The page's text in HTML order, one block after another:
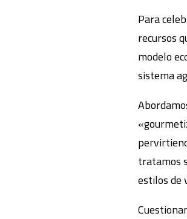
Para
recursos
modelo
sistema
tratamos
estilos de